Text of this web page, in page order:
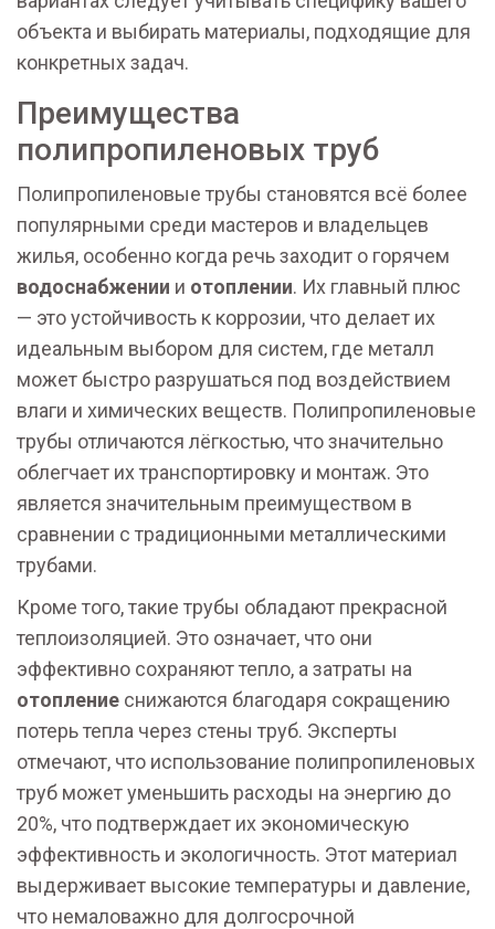
объекта и выбирать материалы, подходящие для
конкретных задач.
Преимущества
полипропиленовых труб
Полипропиленовые трубы становятся всё более
популярными среди мастеров и владельцев
жилья, особенно когда речь заходит о горячем
водоснабжении и отоплении. Их главный плюс
— это устойчивость к коррозии, что делает их
идеальным выбором для систем, где металл
может быстро разрушаться под воздействием
влаги и химических веществ. Полипропиленовые
трубы отличаются лёгкостью, что значительно
облегчает их транспортировку и монтаж. Это
является значительным преимуществом в
сравнении с традиционными металлическими
трубами.
Кроме того, такие трубы обладают прекрасной
теплоизоляцией. Это означает, что они
эффективно сохраняют тепло, а затраты на
отопление снижаются благодаря сокращению
потерь тепла через стены труб. Эксперты
отмечают, что использование полипропиленовых
труб может уменьшить расходы на энергию до
20%, что подтверждает их экономическую
эффективность и экологичность. Этот материал
выдерживает высокие температуры и давление,
что немаловажно для долгосрочной